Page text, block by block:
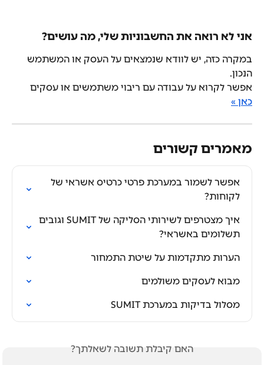
אני לא רואה את החשבוניות שלי, מה עושים?
במקרה כזה, יש לוודא שנמצאים על העסק או המשתמש
הנכון.
אפשר לקרוא על עבודה עם ריבוי משתמשים או עסקים
כאן »
מאמרים קשורים
אפשר לשמור במערכת פרטי כרטיס אשראי של
לקוחות?
איך מצטרפים לשירותי הסליקה של SUMIT וגובים
תשלומים באשראי?
הערות מתקדמות על שיטת התמחור
מבוא לעסקים משולמים
מסלול בדיקות במערכת SUMIT
האם קיבלת תשובה לשאלתך?